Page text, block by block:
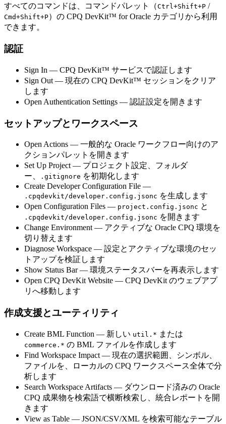
すべてのコマンドは、コマンドパレット（Ctrl+Shift+P /
Cmd+Shift+P）の CPQ DevKit™ for Oracle カテゴリから利用
できます。
認証
Sign In — CPQ DevKit™ サービスで認証します
Sign Out — 現在の CPQ DevKit™ セッションをクリア
します
Open Authentication Settings — 認証設定を開きます
セットアップとワークスペース
Open Actions — 一般的な Oracle ワークフロー向けのア
クションパレットを開きます
Set Up Project — プロジェクト設定、フォルダ
ー、
.gitignore を初期化します
Create Developer Configuration File —
.cpqdevkit/developer.config.jsonc を生成します
Open Configuration Files — project.config.jsonc と
.cpqdevkit/developer.config.jsonc を開きます
Change Environment — アクティブな Oracle CPQ 環境を
切り替えます
Diagnose Workspace — 設定とアクティブな環境のセッ
トアップを検証します
Show Status Bar— 環境ステータスバーを再表示します
Open CPQ DevKit Website — CPQ DevKit のウェブアプ
リへ移動します
作成支援とユーティリティ
Create BML Function — 新しい util.* または
commerce.* の BML ファイルを作成します
Find Workspace Impact — 現在の選択範囲、シンボル、
ファイルを、ローカルの CPQ ワークスペース全体で分
析します
Search Workspace Artifacts — ダウンロード済みの Oracle
CPQ 成果物を検索語で横断検索し、統合レポートを開
きます
View as Table — JSON/CSV/XML を検索可能なテーブル